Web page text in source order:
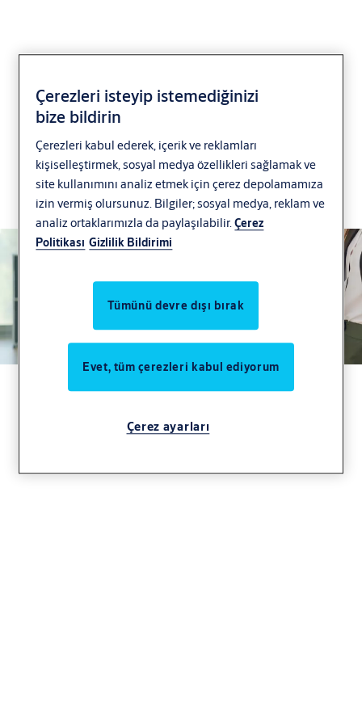
Her kapıya dijital
erişimi zahmetsizce
genişletin
SMARTair/CLIQ entegrasyonu
Çerezleri isteyip istemediğinizi
bize bildirin
Çerezleri kabul ederek, içerik ve reklamları
kişiselleştirmek, sosyal medya özellikleri sağlamak ve
site kullanımını analiz etmek için çerez depolamamıza
izin vermiş olursunuz. Bilgiler; sosyal medya, reklam ve
analiz ortaklarımızla da paylaşılabilir.Çerez
Politikası Gizlilik Bildirimi
Tümünü devre dışı bırak
Evet, tüm çerezleri kabul ediyorum
Çerez ayarları